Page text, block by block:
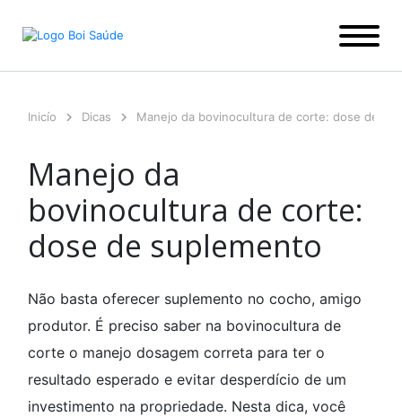
para
Inicío Dicas Manejo da bovinocultura de corte: dose de
Manejo da
bovinocultura de corte:
dose de suplemento
Não basta oferecer suplemento no cocho, amigo
produtor. É preciso saber na bovinocultura de
corte o manejo dosagem correta para ter o
resultado esperado e evitar desperdício de um
investimento na propriedade. Nesta dica, você